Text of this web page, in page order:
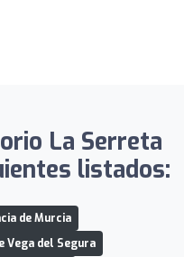
La Serreta
listados:
de Murcia
Vega del Segura